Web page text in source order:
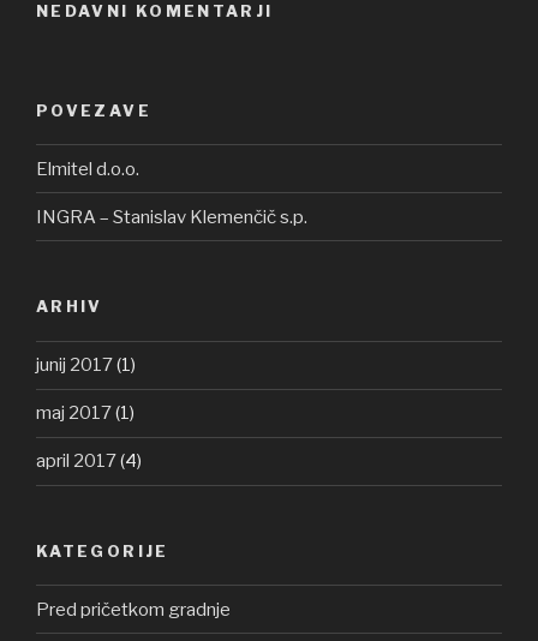
NEDAVNI KOMENTARJI
POVEZAVE
Elmitel d.o.o.
INGRA – Stanislav Klemenčič s.p.
ARHIV
junij 2017(1)
maj 2017(1)
april 2017(4)
KATEGORIJE
Pred pričetkom gradnje